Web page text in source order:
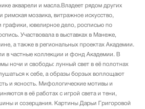
акварели и масла.Владеет рядом других
римская мозаика, витражное искусство,
графики, ювелирное дело, росписью по
Участвовала в выставках в Манеже,
а также в региональных проектах Академии.
в частные коллекции и фонд Академии. В
ночи и свободы: лунный свет в её полотнах
к себе, а образы борзых воплощают
и ясность. Мифологические мотивы и
в её работах с игрой света и тени,
и созерцания. Картины Дарьи Григоровой